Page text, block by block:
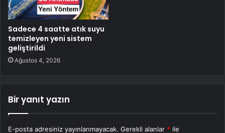
Sadece 4 saatte atık suyu
temizleyen yeni sistem
geliştirildi
Ağustos 4, 2026
Bir yanıt yazın
E-posta adresiniz yayınlanmayacak. Gerekli alanlar * ile